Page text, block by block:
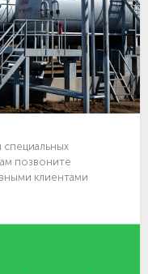
специальных
позвоните
клиентами